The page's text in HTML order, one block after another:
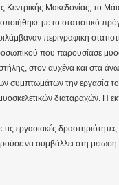
Κεντρικής Μακεδονίας, το
με το στατιστικό
περιγραφική
που παρουσίασε
στον αυχένα και στα
συμπτωμάτων την εργασία
διαταραχών. H
τις εργασιακές
να συμβάλλει στη μείωση